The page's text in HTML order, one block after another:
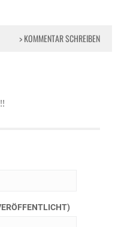
> KOMMENTAR SCHREIBEN